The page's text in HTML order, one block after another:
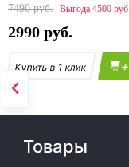
7490
4500
2990
+
Товары